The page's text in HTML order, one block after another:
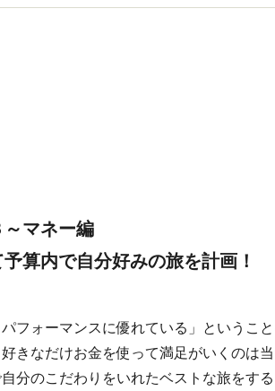
マネー編
算内で自分好みの旅を計画！
フォーマンスに優れている」ということ
きなだけお金を使って満足がいくのは当
分のこだわりをいれたベストな旅をす